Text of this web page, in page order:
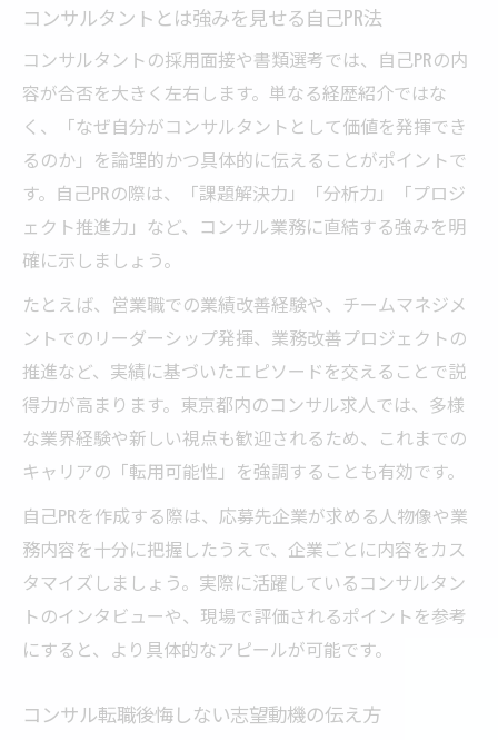
コンサルタントとは強みを見せる自己PR法
コンサルタントの採用面接や書類選考では、自己PRの内
容が合否を大きく左右します。単なる経歴紹介ではな
く、「なぜ自分がコンサルタントとして価値を発揮でき
るのか」を論理的かつ具体的に伝えることがポイントで
す。自己PRの際は、「課題解決力」「分析力」「プロジ
ェクト推進力」など、コンサル業務に直結する強みを明
確に示しましょう。
たとえば、営業職での業績改善経験や、チームマネジメ
ントでのリーダーシップ発揮、業務改善プロジェクトの
推進など、実績に基づいたエピソードを交えることで説
得力が高まります。東京都内のコンサル求人では、多様
な業界経験や新しい視点も歓迎されるため、これまでの
キャリアの「転用可能性」を強調することも有効です。
自己PRを作成する際は、応募先企業が求める人物像や業
務内容を十分に把握したうえで、企業ごとに内容をカス
タマイズしましょう。実際に活躍しているコンサルタン
トのインタビューや、現場で評価されるポイントを参考
にすると、より具体的なアピールが可能です。
コンサル転職後悔しない志望動機の伝え方